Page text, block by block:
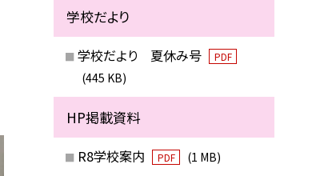
学校だより
学校だより 夏休み号 PDF
(445 KB)
HP掲載資料
R8学校案内 PDF (1 MB)